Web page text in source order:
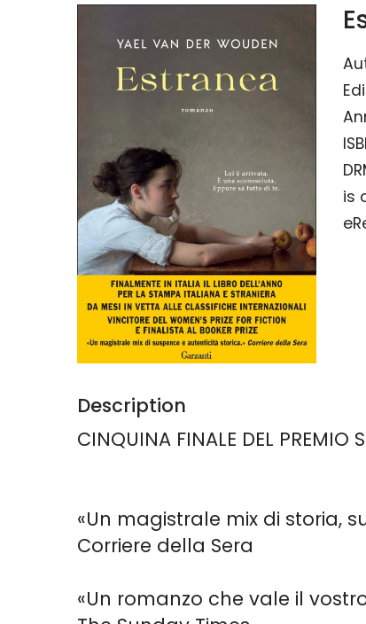
is
Description
CINQUINA FINALE DEL PREMIO
«Un magistrale mix di storia,
Corriere della Sera
«Un romanzo che vale il